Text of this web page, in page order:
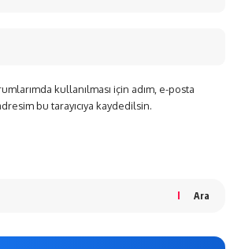
kullanılması için adım, e-posta
bu tarayıcıya kaydedilsin.
Ara